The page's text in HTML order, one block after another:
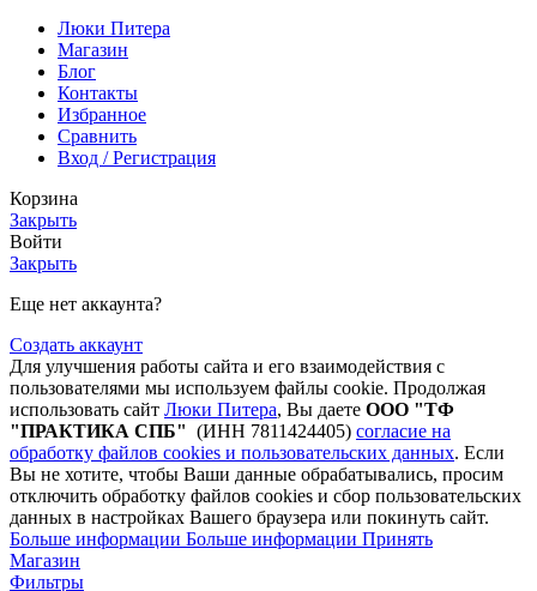
Люки Питера
Магазин
Блог
Контакты
Избранное
Сравнить
Вход / Регистрация
Корзина
Закрыть
Войти
Закрыть
Еще нет аккаунта?
Создать аккаунт
Для улучшения работы сайта и его взаимодействия с
пользователями мы используем файлы cookie. Продолжая
использовать сайт Люки Питера, Вы даете ООО "ТФ
"ПРАКТИКА СПБ" (ИНН 7811424405) согласие на
обработку файлов cookies и пользовательских данных. Если
Вы не хотите, чтобы Ваши данные обрабатывались, просим
отключить обработку файлов cookies и сбор пользовательских
данных в настройках Вашего браузера или покинуть сайт.
Больше информации Больше информации Принять
Магазин
Фильтры